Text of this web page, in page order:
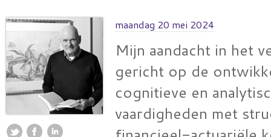
maandag 20 mei 2024
Mijn aandacht in het
gericht op de
cognitieve en
vaardigheden met